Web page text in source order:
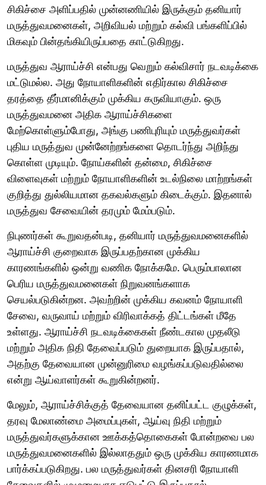
சிகிச்சை அளிப்பதில் முன்னணியில் இருக்கும் தனியார்
மருத்துவமனைகள், அறிவியல் மற்றும் கல்வி பங்களிப்பில்
மிகவும் பின்தங்கியிருப்பதை காட்டுகிறது.
மருத்துவ ஆராய்ச்சி என்பது வெறும் கல்விசார் நடவடிக்கை
மட்டுமல்ல. அது நோயாளிகளின் எதிர்கால சிகிச்சை
தரத்தை தீர்மானிக்கும் முக்கிய கருவியாகும். ஒரு
மருத்துவமனை அதிக ஆராய்ச்சிகளை
மேற்கொள்ளும்போது, அங்கு பணிபுரியும் மருத்துவர்கள்
புதிய மருத்துவ முன்னேற்றங்களை தொடர்ந்து அறிந்து
கொள்ள முடியும். நோய்களின் தன்மை, சிகிச்சை
விளைவுகள் மற்றும் நோயாளிகளின் உடல்நிலை மாற்றங்கள்
குறித்து துல்லியமான தகவல்களும் கிடைக்கும். இதனால்
மருத்துவ சேவையின் தரமும் மேம்படும்.
நிபுணர்கள் கூறுவதன்படி, தனியார் மருத்துவமனைகளில்
ஆராய்ச்சி குறைவாக இருப்பதற்கான முக்கிய
காரணங்களில் ஒன்று வணிக நோக்கமே. பெரும்பாலான
பெரிய மருத்துவமனைகள் நிறுவனங்களாக
செயல்படுகின்றன. அவற்றின் முக்கிய கவனம் நோயாளி
சேவை, வருவாய் மற்றும் விரிவாக்கத் திட்டங்கள் மீதே
உள்ளது. ஆராய்ச்சி நடவடிக்கைகள் நீண்டகால முதலீடு
மற்றும் அதிக நிதி தேவைப்படும் துறையாக இருப்பதால்,
அதற்கு தேவையான முன்னுரிமை வழங்கப்படுவதில்லை
என்று ஆய்வாளர்கள் கூறுகின்றனர்.
மேலும், ஆராய்ச்சிக்குத் தேவையான தனிப்பட்ட குழுக்கள்,
தரவு மேலாண்மை அமைப்புகள், ஆய்வு நிதி மற்றும்
மருத்துவர்களுக்கான ஊக்கத்தொகைகள் போன்றவை பல
மருத்துவமனைகளில் இல்லாததும் ஒரு முக்கிய காரணமாக
பார்க்கப்படுகிறது. பல மருத்துவர்கள் தினசரி நோயாளி